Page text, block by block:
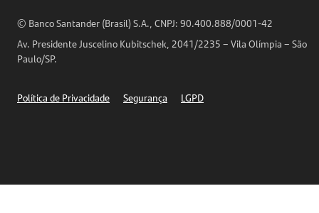
Horários de Atendimento
Telefones
© Banco Santander (Brasil) S.A., CNPJ: 90.400.888/0001-42
Av. Presidente Juscelino Kubitschek, 2041/2235 – Vila Olímpia – São
Paulo/SP.
Política de Privacidade Segurança LGPD